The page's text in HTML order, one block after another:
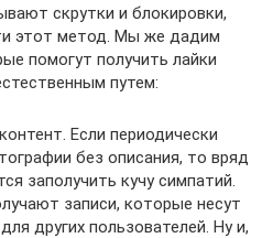
скрутки и блокировки,
этот метод. Мы же дадим
помогут получить лайки
путем:
Если периодически
без описания, то вряд
заполучить кучу симпатий.
записи, которые несут
других пользователей. Ну и,